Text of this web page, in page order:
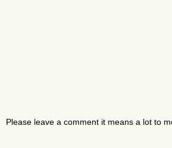
Please leave a comment it means a lot to